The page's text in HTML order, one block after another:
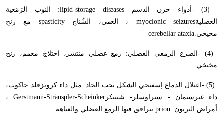
- (3) أدواء خزن الدسم :lipid-storage diseases
النوب الرَمَعية
العضليةmyoclonic seizures ، العمى، الشُناج spasticity مع رنح
مخيخيcerebellar ataxia.
- (4)الصرع الرمعي العضلي: رمع عضلي منتشر، اختلاج معمم، رنح
مخيخي.
- (5) اعتلال الدماغ إسفنجي الشكل تحت الحاد: مثل داء كروتزفلد جاكوب،
داء غيرستمان - ستراوسلر- شينيكر Gerstmann-Sträuspler-Scheinker ،
أمراض البريون prion. يترافق فيها الرمع العضلي والعتاهة.